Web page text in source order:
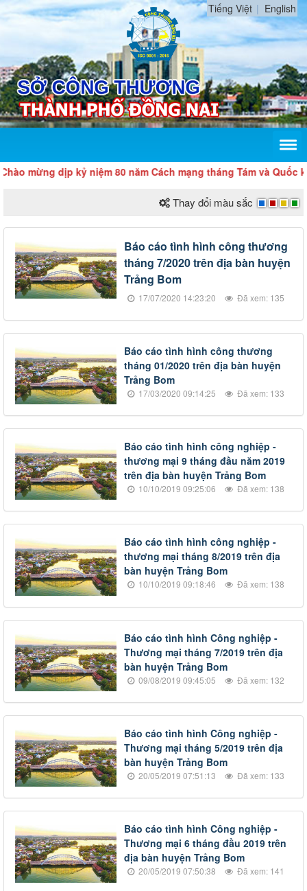
Tiếng Việt English
mừng dịp kỷ niệm 80 năm Cách mạng tháng Tám và Quốc
Thay đổi màu sắc
Báo cáo tình hình công thương
tháng 7/2020 trên địa bàn huyện
Trảng Bom
17/07/2020 14:23:20 Đã xem: 135
Báo cáo tình hình công thương
tháng 01/2020 trên địa bàn huyện
Trảng Bom
17/03/2020 09:14:25 Đã xem: 133
Báo cáo tình hình công nghiệp -
thương mại 9 tháng đầu năm 2019
trên địa bàn huyện Trảng Bom
10/10/2019 09:25:06 Đã xem: 138
Báo cáo tình hình công nghiệp -
thương mại tháng 8/2019 trên địa
bàn huyện Trảng Bom
10/10/2019 09:18:46 Đã xem: 138
Báo cáo tình hình Công nghiệp -
Thương mại tháng 7/2019 trên địa
bàn huyện Trảng Bom
09/08/2019 09:45:05 Đã xem: 132
Báo cáo tình hình Công nghiệp -
Thương mại tháng 5/2019 trên địa
bàn huyện Trảng Bom
20/05/2019 07:51:13 Đã xem: 133
Báo cáo tình hình Công nghiệp -
Thương mại 6 tháng đầu 2019 trên
địa bàn huyện Trảng Bom
20/05/2019 07:50:38 Đã xem: 141